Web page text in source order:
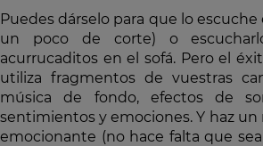
Puedes dárselo para que lo escuche
un poco de corte) o
acurrucaditos en el sofá. Pero el
utiliza fragmentos de vuestras
música de fondo, efectos de
sentimientos y emociones. Y haz
emocionante (no hace falta que